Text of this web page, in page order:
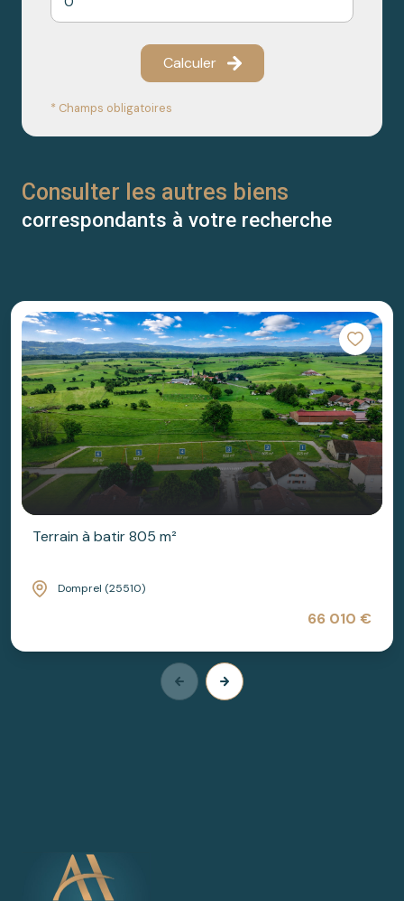
Calculer
* Champs obligatoires
Consulter les autres biens
correspondants à votre recherche
Terrain à batir 805 m²
Domprel (25510)
66 010 €